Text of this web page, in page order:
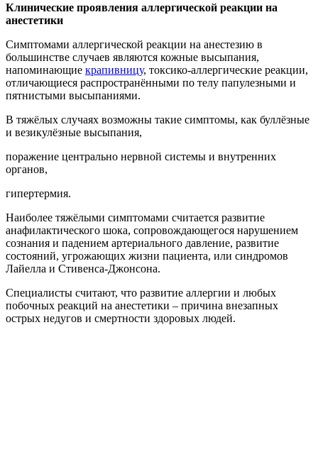
Клинические проявления аллергической реакции на
анестетики
Симптомами аллергической реакции на анестезию в
большинстве случаев являются кожные высыпания,
напоминающие крапивницу, токсико-аллергические реакции,
отличающиеся распространёнными по телу папулезными и
пятнистыми высыпаниями.
В тяжёлых случаях возможны такие симптомы, как буллёзные
и везикулёзные высыпания,
поражение центрально нервной системы и внутренних
органов,
гипертермия.
Наиболее тяжёлыми симптомами считается развитие
анафилактического шока, сопровождающегося нарушением
сознания и падением артериального давление, развитие
состояний, угрожающих жизни пациента, или синдромов
Лайелла и Стивенса-Джонсона.
Специалисты считают, что развитие аллергии и любых
побочных реакций на анестетики – причина внезапных
острых недугов и смертности здоровых людей.